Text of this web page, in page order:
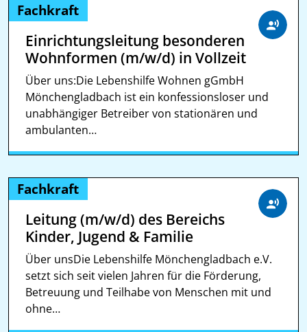
Fachkraft
Einrichtungsleitung besonderen
Wohnformen (m/w/d) in Vollzeit
Über uns:Die Lebenshilfe Wohnen gGmbH
Mönchengladbach ist ein konfessionsloser und
unabhängiger Betreiber von stationären und
ambulanten…
Fachkraft
Leitung (m/w/d) des Bereichs
Kinder, Jugend & Familie
Über unsDie Lebenshilfe Mönchengladbach e.V.
setzt sich seit vielen Jahren für die Förderung,
Betreuung und Teilhabe von Menschen mit und
ohne…